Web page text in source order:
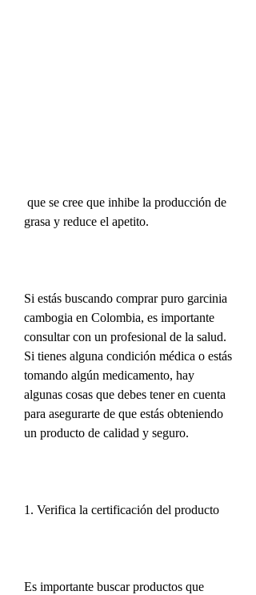
grasa y reduce el apetito.
Si estás buscando comprar puro garcinia
cambogia en Colombia, es importante
consultar con un profesional de la salud.
Si tienes alguna condición médica o estás
tomando algún medicamento, hay
algunas cosas que debes tener en cuenta
para asegurarte de que estás obteniendo
un producto de calidad y seguro.
1. Verifica la certificación del producto
Es importante buscar productos que